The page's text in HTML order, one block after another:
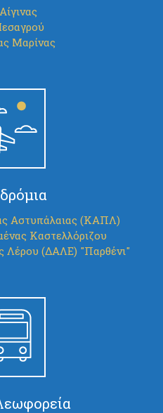
Μαρίνας
Αστυπάλαιας (ΚΑΠΛ)
Καστελλόριζου
Λέρου (ΔΑΛΕ) "Παρθένι"